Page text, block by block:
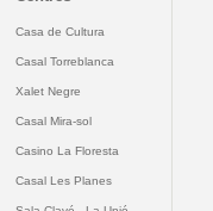
Casa de Cultura
Casal Torreblanca
Xalet Negre
Casal Mira-sol
Casino La Floresta
Casal Les Planes